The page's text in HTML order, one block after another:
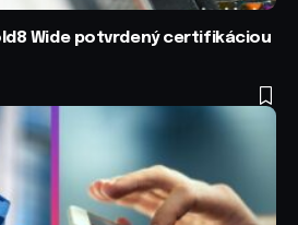
Wide potvrdený certifikáciou